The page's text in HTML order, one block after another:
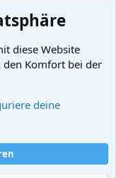
diese Website
Komfort bei der
deine